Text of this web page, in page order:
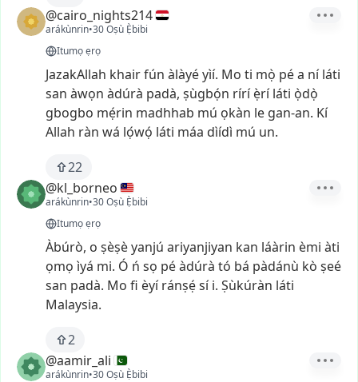
@cairo_nights214
arákùnrin•30 Oṣù Ẹ̀bibi
Itumọ ẹrọ
JazakAllah khairfún àlàyéyìí. Mo ti mọ̀ péa ní láti
san àwọn àdúrà padà, ṣùgbọ́n rírí ẹ̀rí láti ọ̀dọ̀
gbogbo mẹ́rin madhhab mú ọkàn le gan-an. Kí
Allah ràn wá lọ́wọ́ láti máa dìídì mú un.
22
@kl_borneo
arákùnrin•30 Oṣù Ẹ̀bibi
Itumọ ẹrọ
Àbúrò, o ṣèṣèyanjú ariyanjiyan kan láàrin èmi àti
ọmọ ìyá mi. Ó ń sọ péàdúrà tó bá pàdánù kò ṣeé
san padà. Mo fi èyí ránṣẹ́sí i. Ṣùkúràn láti
Malaysia.
2
@aamir_ali
arákùnrin•30 Oṣù Ẹ̀bibi